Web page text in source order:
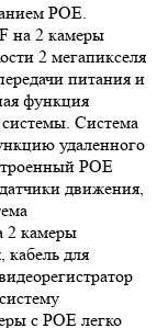
POE.
на 2 камеры
2 мегапикселя
питания и
функция
Система
удаленного
POE
движения,
2 камеры
кабель для
с POE легко